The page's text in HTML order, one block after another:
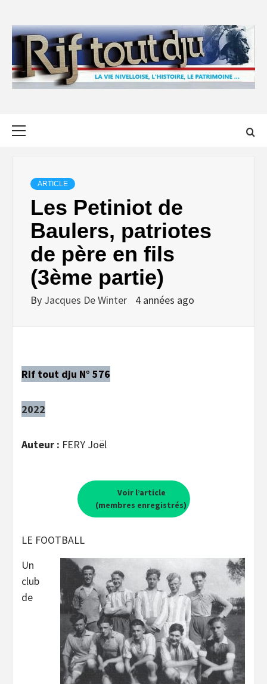
content
ARTICLE
Les Petiniot de
Baulers, patriotes
de père en fils
(3ème partie)
By Jacques De Winter 4 années ago
Rif tout dju N° 576
2022
Auteur : FERY Joël
Voir l’article
(membres enregistrés)
LE FOOTBALL
Un
club
de